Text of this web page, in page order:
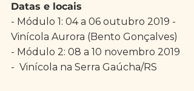
Datas e locais
- Módulo 1: 04 a 06 outubro 2019 -
Vinícola Aurora (Bento Gonçalves)
- Módulo 2: 08 a 10 novembro 2019
-  Vinícola na Serra Gaúcha/RS